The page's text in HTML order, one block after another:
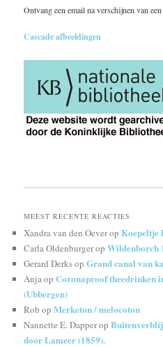
Ontvang een email na verschijnen van
Cascade afbeeldingen
MEEST RECENTE REACTIES
Xandra van den OeveropKoepeltje
Carla OldenburgeropWildenborch
Gerard DerksopGrand canal van
AnjaopCoronaproof theedrinken
(Ubbergen)
Rob opMerketon / melocoton
Nannette E. Dapperop
door Lameer (1859).